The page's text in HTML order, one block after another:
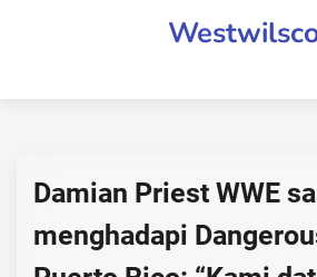
Damian Priest WWE
menghadapi